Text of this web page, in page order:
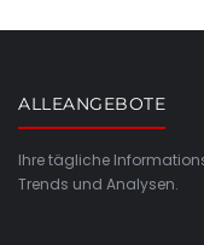
ALLEANGEBOTE
Ihre tägliche
Trends und Analysen.